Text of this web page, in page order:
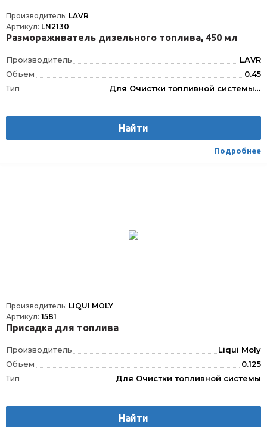
Производитель: LAVR
Артикул: LN2130
Размораживатель дизельного топлива, 450 мл
Производитель
LAVR
Объем
0.45
Тип
Для Очистки топливной системы, Для Дизеля
Длина
69
Найти
Подробнее
Производитель: LIQUI MOLY
Артикул: 1581
Присадка для топлива
Производитель
Liqui Moly
Объем
0.125
Тип
Для Очистки топливной системы
Найти